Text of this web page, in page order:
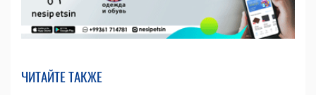
ЧИТАЙТЕ ТАКЖЕ